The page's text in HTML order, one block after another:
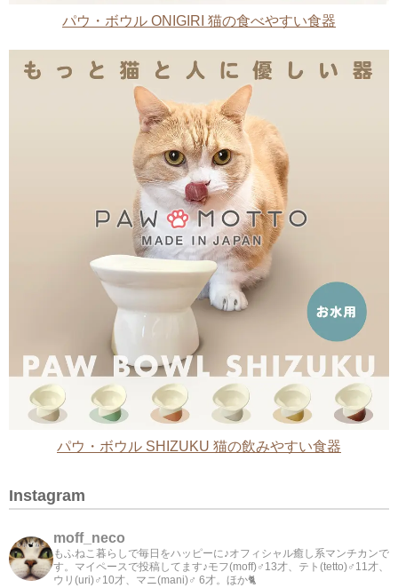
パウ・ボウル ONIGIRI 猫の食べやすい食器
パウ・ボウル SHIZUKU 猫の飲みやすい食器
Instagram
moff_neco
もふねこ暮らしで毎日をハッピーに♪オフィシャル癒し系マンチカンで
す。マイペースで投稿してます♪モフ(moff)♂13才、テト(tetto)♂11才、
ウリ(uri)♂10才、マニ(mani)♂ 6才。ほか🐈